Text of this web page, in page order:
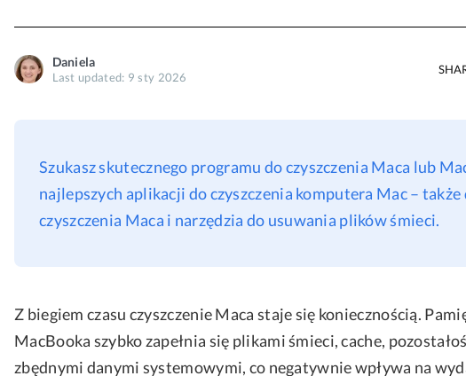
Daniela
Last updated: 9 sty 2026
Szukasz skutecznego programu do czyszczenia Maca lub
najlepszych aplikacji do czyszczenia komputera Mac –
czyszczenia Maca i narzędzia do usuwania plików śmieci.
Z biegiem czasu czyszczenie Maca staje się koniecznością.
MacBooka szybko zapełnia się plikami śmieci, cache,
zbędnymi danymi systemowymi, co negatywnie wpływa na